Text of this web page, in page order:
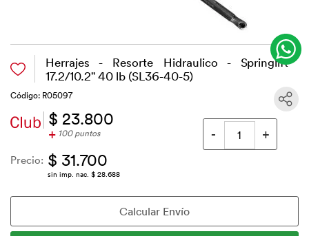
Herrajes - Resorte Hidraulico - Springlift
17.2/10.2" 40 lb (SL36-40-5)
Código: R05097
$ 23.800
+ 100 puntos
Precio: $ 31.700
sin imp. nac. $ 28.688